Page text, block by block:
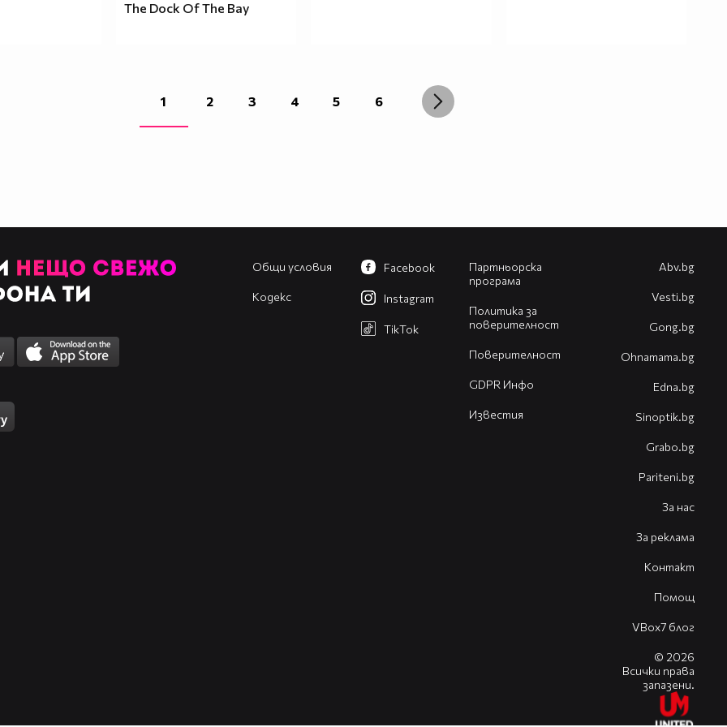
The Dock Of The Bay
1 2 3 4 5 6
Общи условия
Кодекс
Партньорска
програма
Политика за
поверителност
Поверителност
GDPR Инфо
Известия
Facebook
Instagram
TikTok
Abv.bg
Vesti.bg
Gong.bg
Оhnamama.bg
Edna.bg
Sinoptik.bg
Grabo.bg
Pariteni.bg
За нас
За реклама
Контакт
Помощ
VBox7 блог
© 2026
Всички права
запазени.